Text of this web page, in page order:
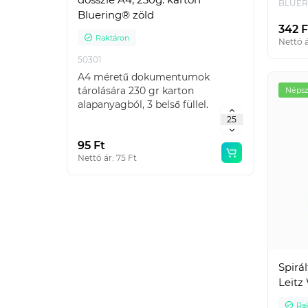
Bluering® zöld
Raktáron
50301
A4 méretű dokumentumok
tárolására 230 gr karton
alapanyagból, 3 belső füllel.
95 Ft
Nettó ár: 75 Ft Nettó
342
Nettó
Leitz